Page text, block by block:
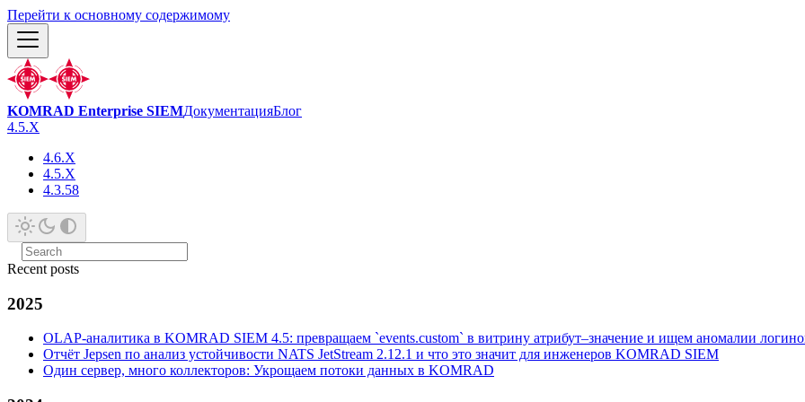
Перейти к основному содержимому
KOMRAD Enterprise SIEMДокументацияБлог
4.5.X
4.6.X
4.5.X
4.3.58
Recent posts
2025
OLAP-аналитика в KOMRAD SIEM 4.5: превращаем `events.custom` в витрину атрибут–значение и ищем аномалии
Отчёт Jepsen по анализ устойчивости NATS JetStream 2.12.1 и что это значит для инженеров KOMRAD SIEM
Один сервер, много коллекторов: Укрощаем потоки данных в KOMRAD